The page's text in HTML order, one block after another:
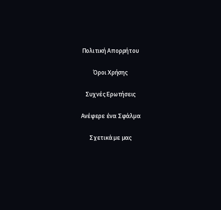
Πολιτική Απορρήτου
Όροι Χρήσης
Συχνές Ερωτήσεις
Ανέφερε ένα Σφάλμα
Σχετικά με μας